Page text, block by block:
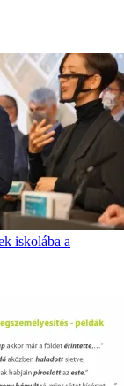
iskolába a